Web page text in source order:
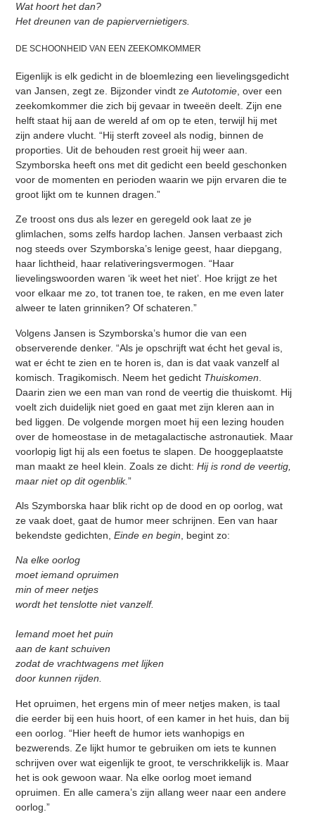
Wat hoort het dan?
Het dreunen van de papiervernietigers.
DE SCHOONHEID VAN EEN ZEEKOMKOMMER
Eigenlijk is elk gedicht in de bloemlezing een lievelingsgedicht
van Jansen, zegt ze. Bijzonder vindt zeAutotomie , over een
zeekomkommer die zich bij gevaar in tweeën deelt. Zijn ene
helft staat hij aan de wereld af om op te eten, terwijl hij met
zijn andere vlucht. “Hij sterft zoveel als nodig, binnen de
proporties. Uit de behouden rest groeit hij weer aan.
Szymborska heeft ons met dit gedicht een beeld geschonken
voor de momenten en perioden waarin we pijn ervaren die te
groot lijkt om te kunnen dragen.”
Ze troost ons dus als lezer en geregeld ook laat ze je
glimlachen, soms zelfs hardop lachen. Jansen verbaast zich
nog steeds over Szymborska’s lenige geest, haar diepgang,
haar lichtheid, haar relativeringsvermogen. “Haar
lievelingswoorden waren ‘ik weet het niet’. Hoe krijgt ze het
voor elkaar me zo, tot tranen toe, te raken, en me even later
alweer te laten grinniken? Of schateren.”
Volgens Jansen is Szymborska’s humor die van een
observerende denker. “Als je opschrijft wat écht het geval is,
wat er écht te zien en te horen is, dan is dat vaak vanzelf al
komisch. Tragikomisch. Neem het gedicht Thuiskomen
Daarin zien we een man van rond de veertig die thuiskomt. Hij
voelt zich duidelijk niet goed en gaat met zijn kleren aan in
bed liggen. De volgende morgen moet hij een lezing houden
over de homeostase in de metagalactische astronautiek. Maar
voorlopig ligt hij als een foetus te slapen. De hooggeplaatste
man maakt ze heel klein. Zoals ze dicht:Hij is rond de veertig,
maar niet op dit ogenblik.”
Als Szymborska haar blik richt op de dood en op oorlog, wat
ze vaak doet, gaat de humor meer schrijnen. Een van haar
bekendste gedichten,Einde en begin , begint zo:
Na elke oorlog
moet iemand opruimen
min of meer netjes
wordt het tenslotte niet vanzelf.
Iemand moet het puin
aan de kant schuiven
zodat de vrachtwagens met lijken
door kunnen rijden.
Het opruimen, het ergens min of meer netjes maken, is taal
die eerder bij een huis hoort, of een kamer in het huis, dan bij
een oorlog. “Hier heeft de humor iets wanhopigs en
bezwerends. Ze lijkt humor te gebruiken om iets te kunnen
schrijven over wat eigenlijk te groot, te verschrikkelijk is. Maar
het is ook gewoon waar. Na elke oorlog moet iemand
opruimen. En alle camera’s zijn allang weer naar een andere
oorlog.”